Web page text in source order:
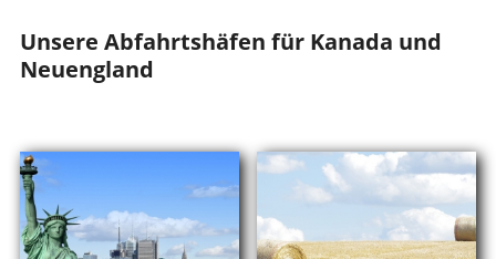
Unsere Abfahrtshäfen für Kanada und
Neuengland